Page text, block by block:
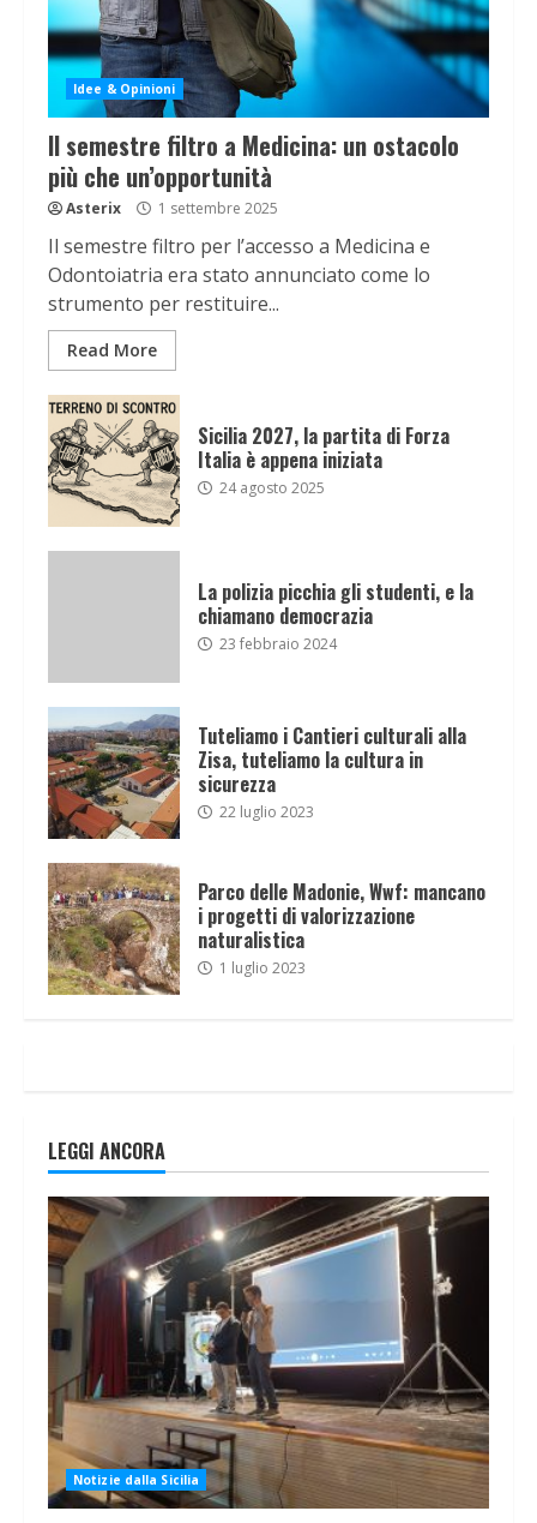
Idee & Opinioni
Il semestre filtro a Medicina: un ostacolo
più che un’opportunità
Asterix 1 settembre 2025
Il semestre filtro per l’accesso a Medicina e
Odontoiatria era stato annunciato come lo
strumento per restituire...
Read More
Sicilia 2027, la partita di Forza
Italia è appena iniziata
24 agosto 2025
La polizia picchia gli studenti, e la
chiamano democrazia
23 febbraio 2024
Tuteliamo i Cantieri culturali alla
Zisa, tuteliamo la cultura in
sicurezza
22 luglio 2023
Parco delle Madonie, Wwf: mancano
i progetti di valorizzazione
naturalistica
1 luglio 2023
LEGGI ANCORA
Notizie dalla Sicilia